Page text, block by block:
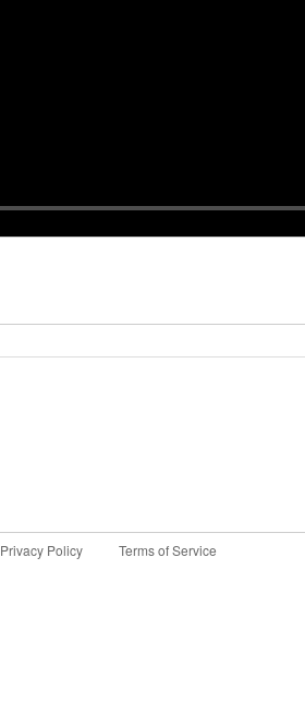
Privacy Policy Terms of Service